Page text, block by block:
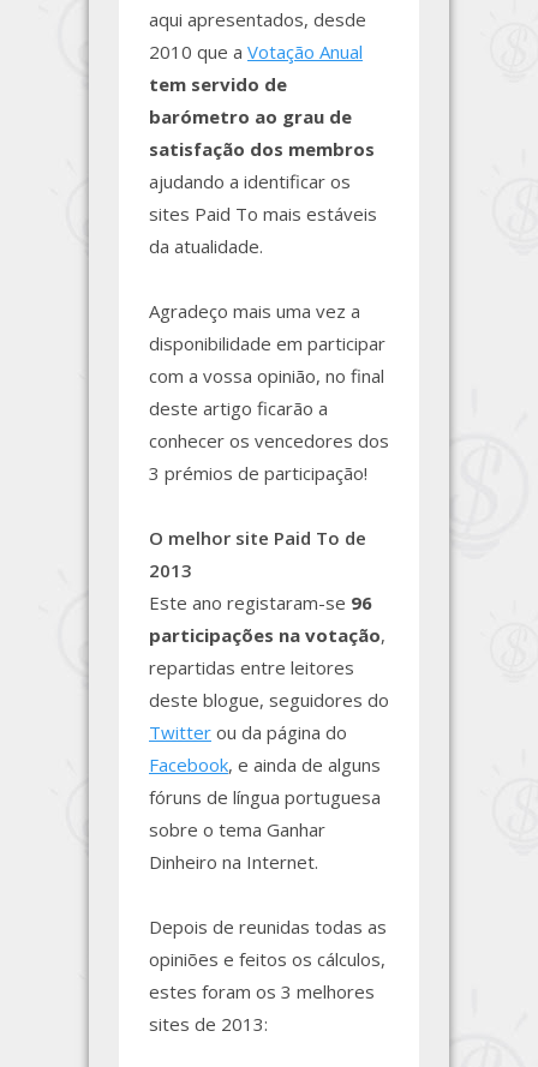
aqui apresentados, desde
2010 que a Votação Anual
tem servido de
barómetro ao grau de
satisfação dos membros
ajudando a identificar os
sites Paid To mais estáveis
da atualidade.
Agradeço mais uma vez a
disponibilidade em participar
com a vossa opinião, no final
deste artigo ficarão a
conhecer os vencedores dos
3 prémios de participação!
O melhor site Paid To de
2013
Este ano registaram-se 96
participações na votação,
repartidas entre leitores
deste blogue, seguidores do
Twitter ou da página do
Facebook, e ainda de alguns
fóruns de língua portuguesa
sobre o tema Ganhar
Dinheiro na Internet.
Depois de reunidas todas as
opiniões e feitos os cálculos,
estes foram os 3 melhores
sites de 2013: